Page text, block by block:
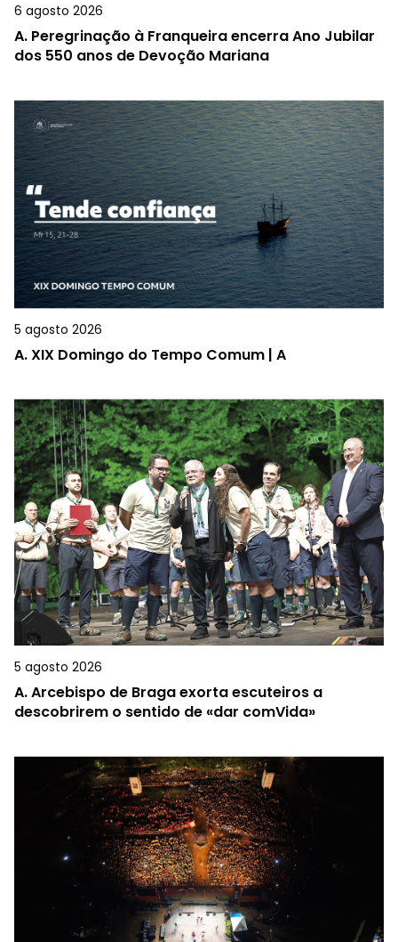
6 agosto 2026
A. Peregrinação à Franqueira encerra Ano Jubilar
dos 550 anos de Devoção Mariana
5 agosto 2026
A.XIX Domingo do Tempo Comum | A
5 agosto 2026
A.Arcebispo de Braga exorta escuteiros a
descobrirem o sentido de «dar comVida»